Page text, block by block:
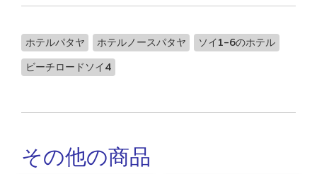
ホテルパタヤ ホテルノースパタヤ
ソイ1-6のホテル
ビーチロードソイ4
その他の商品